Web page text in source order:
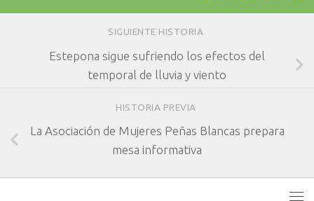
SIGUIENTE HISTORIA
Estepona sigue sufriendo los efectos del
temporal de lluvia y viento
HISTORIA PREVIA
La Asociación de Mujeres Peñas Blancas prepara
mesa informativa